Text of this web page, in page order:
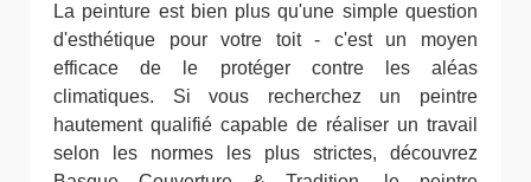
La peinture est bien plus qu'une simple question
d'esthétique pour votre toit - c'est un moyen
efficace de le protéger contre les aléas
climatiques. Si vous recherchez un peintre
hautement qualifié capable de réaliser un travail
selon les normes les plus strictes, découvrez